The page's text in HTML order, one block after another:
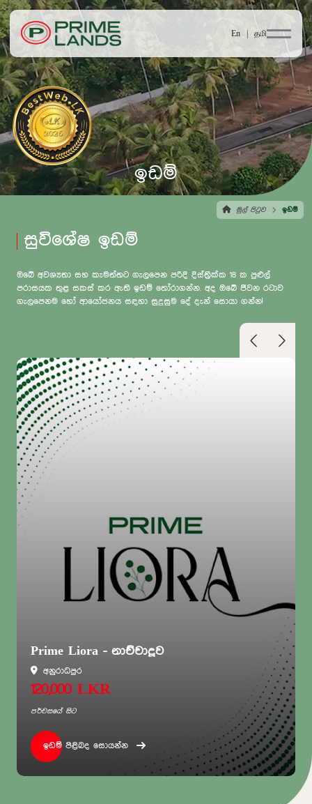
En | தமி
ඉඩම්
මුල් පිටුව ඉඩම්
සුවිශේෂ ඉඩම්
ඔබේ අවශ්‍යතා සහ කැමත්තට ගැලපෙන පරිදි දිස්ත්‍රික්ක 18 ක පුළුල්
පරාසයක තුළ සකස් කර ඇති ඉඩම් තෝරාගන්න. අද ඔබේ ජීවන රටාව
ගැලපෙනම හෝ ආයෝජනය සඳහා සුදුසුම දේ දැන් සොයා ගන්න!
Prime Liora - නාච්චාදූව
අනුරාධපුර
120,000 LKR
පර්චසයේ සිට
ඉඩම් පිළිබද සොයන්න